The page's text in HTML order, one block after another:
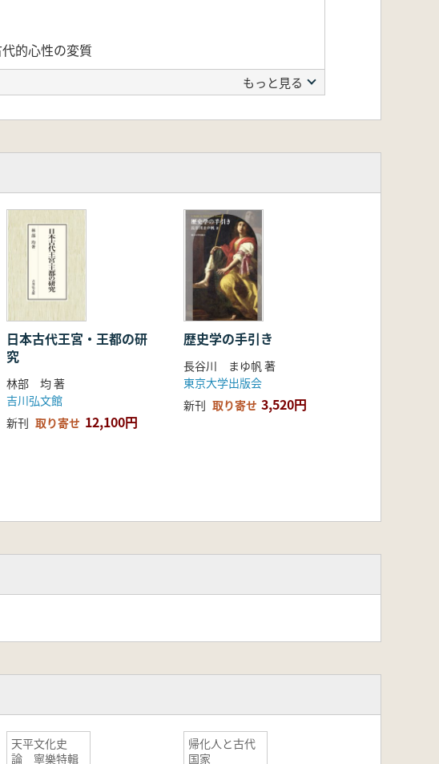
的心性の変質
もっと見る
日本古代王宮・王都の研
究
林部 均 著
吉川弘文館
新刊 取り寄せ 12,100円
歴史学の手引き
長谷川 まゆ帆 著
東京大学出版会
新刊 取り寄せ 3,520円
天平文化史
論 寧樂特輯
帰化人と古代
国家